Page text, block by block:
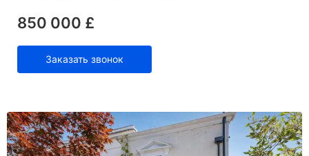
850 000 £
Заказать звонок